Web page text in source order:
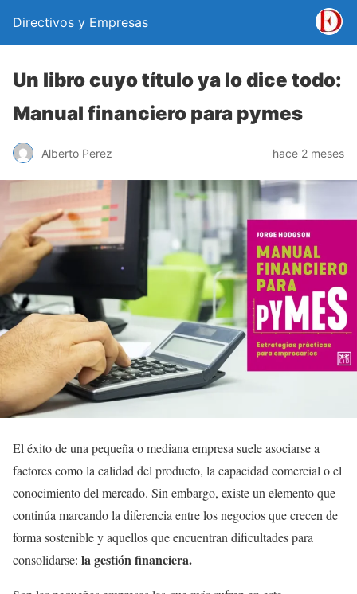
Directivos y Empresas
Un libro cuyo título ya lo dice todo:
Manual financiero para pymes
Alberto Perez hace 2 meses
El éxito de una pequeña o mediana empresa suele asociarse a
factores como la calidad del producto, la capacidad comercial o el
conocimiento del mercado. Sin embargo, existe un elemento que
continúa marcando la diferencia entre los negocios que crecen de
forma sostenible y aquellos que encuentran dificultades para
consolidarse: la gestión financiera.